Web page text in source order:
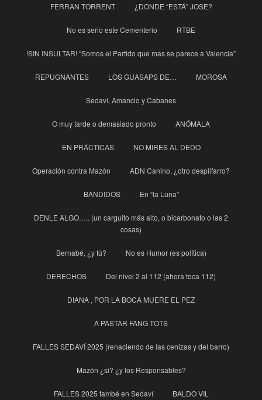
FERRAN TORRENT ¿DONDE “ESTÁ” JOSE?
No es serio este Cementerio RTBE
!SIN INSULTAR! “Somos el Partido que mas se parece a Valencia”
REPUGNANTES LOS GUASAPS DE… MOROSA
Sedaví, Amancio y Cabanes
O muy tarde o demasiado pronto ANÓMALA
EN PRÁCTICAS NO MIRES AL DEDO
Operación contra Mazón ADN Canino, ¿otro despilfarro?
BANDIDOS En “la Luna”
DENLE ALGO….. (un carguito más alto, o bicarbonato o las 2
cosas)
Bernabé, ¿y tú? No es Humor (es política)
DERECHOS Del nivel 2 al 112 (ahora toca 112)
DIANA , POR LA BOCA MUERE EL PEZ
A PASTAR FANG TOTS
FALLES SEDAVÍ 2025 (renaciendo de las cenizas y del barro)
Mazón ¿si? ¿y los Responsables?
FALLES 2025 també en Sedaví BALDO VIL